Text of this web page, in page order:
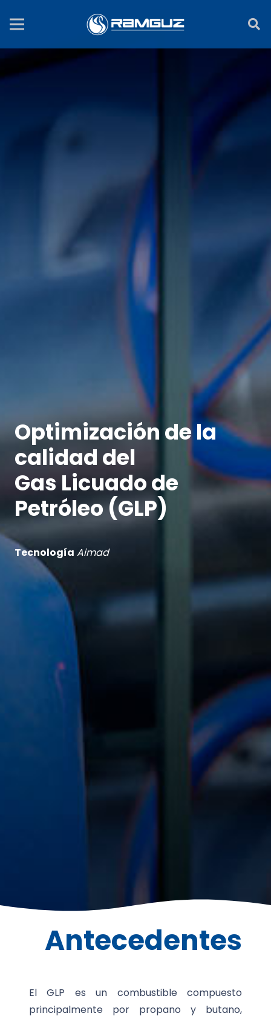
Optimización de la
calidad del
Gas Licuado de
Petróleo (GLP)
Tecnología Aimad
Antecedentes
El GLP es un combustible compuesto
principalmente por propano y butano,